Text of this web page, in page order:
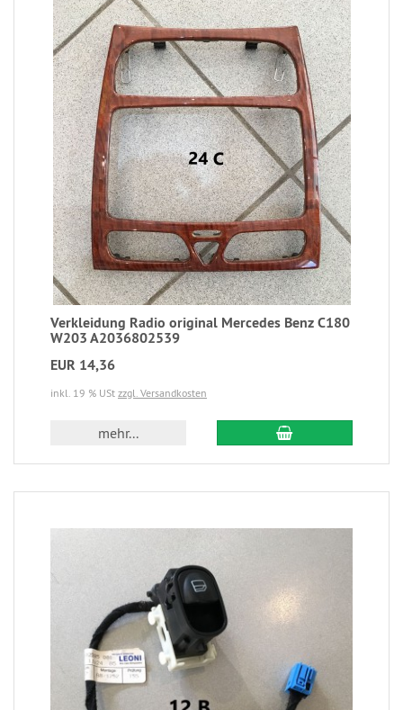
Verkleidung Radio original Mercedes Benz C180
W203 A2036802539
EUR 14,36
inkl. 19 % USt zzgl. Versandkosten
mehr...